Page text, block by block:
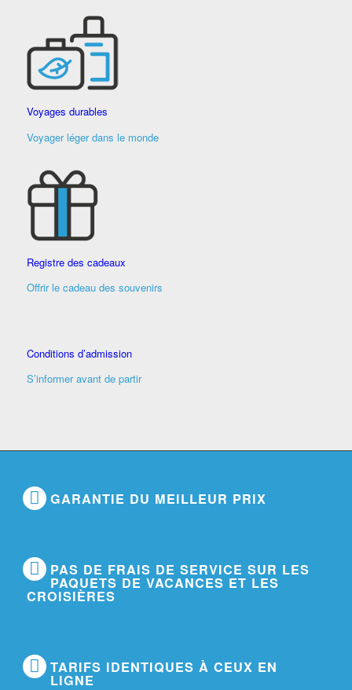
Voyages durables
Voyager léger dans le monde
Registre des cadeaux
Offrir le cadeau des souvenirs
Conditions d’admission
S’informer avant de partir
GARANTIE DU MEILLEUR PRIX
PAS DE FRAIS DE SERVICE SUR LES
PAQUETS DE VACANCES ET LES
CROISIÈRES
TARIFS IDENTIQUES À CEUX EN
LIGNE